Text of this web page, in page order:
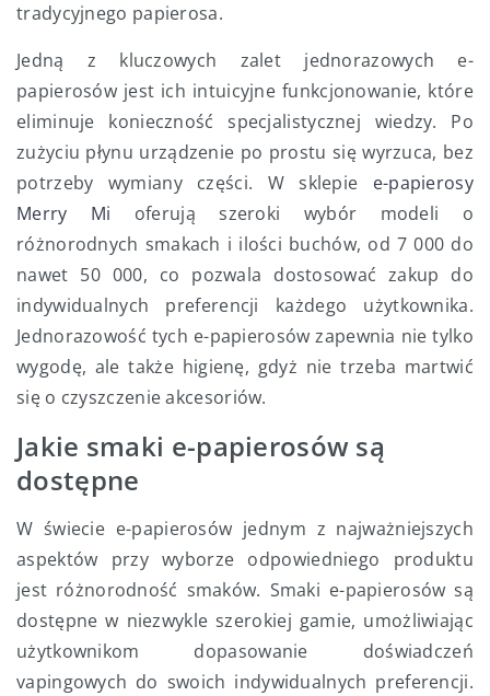
tradycyjnego papierosa.
Jedną z kluczowych zalet jednorazowych e-
papierosów jest ich intuicyjne funkcjonowanie, które
eliminuje konieczność specjalistycznej wiedzy. Po
zużyciu płynu urządzenie po prostu się wyrzuca, bez
potrzeby wymiany części. W sklepie e-papierosy
Merry Mi oferują szeroki wybór modeli o
różnorodnych smakach i ilości buchów, od 7 000 do
nawet 50 000, co pozwala dostosować zakup do
indywidualnych preferencji każdego użytkownika.
Jednorazowość tych e-papierosów zapewnia nie tylko
wygodę, ale także higienę, gdyż nie trzeba martwić
się o czyszczenie akcesoriów.
Jakie smaki e-papierosów są
dostępne
W świecie e-papierosów jednym z najważniejszych
aspektów przy wyborze odpowiedniego produktu
jest różnorodność smaków. Smaki e-papierosów są
dostępne w niezwykle szerokiej gamie, umożliwiając
użytkownikom dopasowanie doświadczeń
vapingowych do swoich indywidualnych preferencji.